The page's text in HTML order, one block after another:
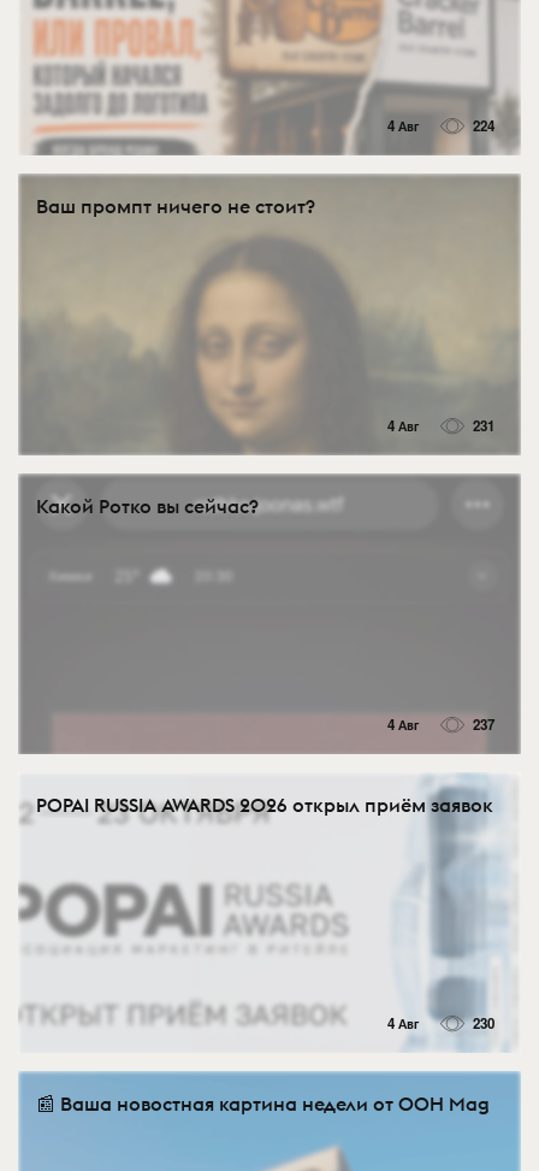
4 Авг 224
Ваш промпт ничего не стоит?
4 Авг 231
Какой Ротко вы сейчас?
4 Авг 237
POPAI RUSSIA AWARDS 2026 открыл приём заявок
4 Авг 230
📰 Ваша новостная картина недели от OOH Mag